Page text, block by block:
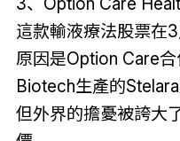
這款輸液療法股票在
原因是Option Care
Biotech生產的
但外界的擔憂被誇大